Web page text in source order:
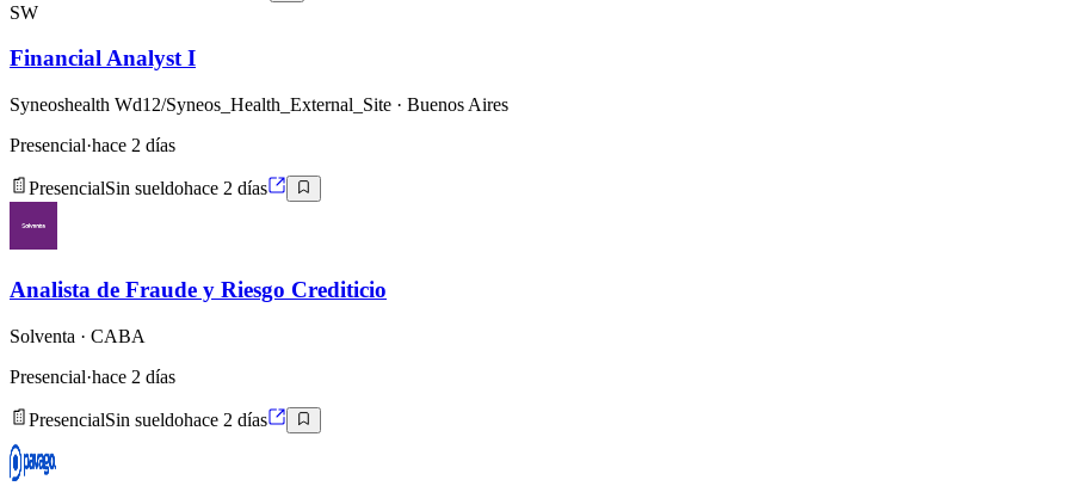
SW
Financial Analyst I
Syneoshealth Wd12/Syneos_Health_External_Site · Buenos Aires
Presencial·hace 2 días
PresencialSin sueldohace 2 días
Analista de Fraude y Riesgo Crediticio
Solventa · CABA
Presencial·hace 2 días
PresencialSin sueldohace 2 días